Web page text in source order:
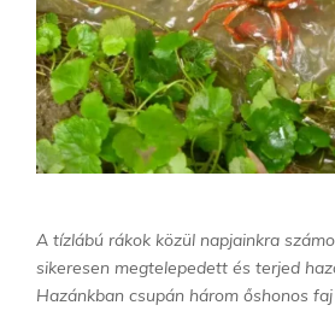
A tízlábú rákok közül napjainkra
sikeresen megtelepedett és terjed
Hazánkban csupán három őshonos